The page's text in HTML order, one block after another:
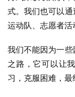
式。我们也可以
运动队、志愿者活
我们不能因为一
之路，它可以让
习，克服困难，最